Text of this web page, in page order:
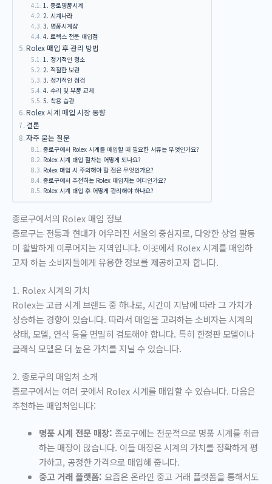
1. 종로명품시계
2. 시계나라
3. 명품시계샵
4. 로렉스 전문 매입점
Rolex 매입 후 관리 방법
1. 정기적인 청소
2. 적절한 보관
3. 정기적인 점검
4. 수리 및 부품 교체
5. 착용 습관
Rolex 시계 매입 시장 동향
결론
자주 묻는 질문
종로구에서 Rolex 시계를 매입할 때 필요한 서류는 무엇인가요?
Rolex 시계 매입 절차는 어떻게 되나요?
Rolex 매입 시 주의해야 할 점은 무엇인가요?
종로구에서 추천하는 Rolex 매입처는 어디인가요?
Rolex 시계 매입 후 어떻게 관리해야 하나요?
종로구에서의 Rolex 매입 정보
종로구는 전통과 현대가 어우러진 서울의 중심지로, 다양한 상업 활동
이 활발하게 이루어지는 지역입니다. 이곳에서 Rolex 시계를 매입하
고자 하는 소비자들에게 유용한 정보를 제공하고자 합니다.
1. Rolex 시계의 가치
Rolex는 고급 시계 브랜드 중 하나로, 시간이 지남에 따라 그 가치가
상승하는 경향이 있습니다. 따라서 매입을 고려하는 소비자는 시계의
상태, 모델, 연식 등을 면밀히 검토해야 합니다. 특히 한정판 모델이나
클래식 모델은 더 높은 가치를 지닐 수 있습니다.
2. 종로구의 매입처 소개
종로구에서는 여러 곳에서 Rolex 시계를 매입할 수 있습니다. 다음은
추천하는 매입처입니다:
명품 시계 전문 매장: 종로구에는 전문적으로 명품 시계를 취급
하는 매장이 많습니다. 이들 매장은 시계의 가치를 정확하게 평
가하고, 공정한 가격으로 매입해 줍니다.
중고 거래 플랫폼: 요즘은 온라인 중고 거래 플랫폼을 통해서도